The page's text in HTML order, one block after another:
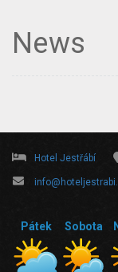
News
Hotel Jestřábí
Pátek Sobota